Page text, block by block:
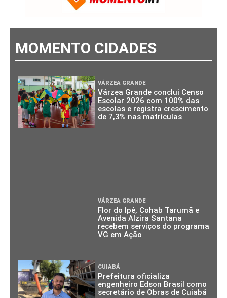
MOMENTO CIDADES
VÁRZEA GRANDE
Várzea Grande conclui Censo
Escolar 2026 com 100% das
escolas e registra crescimento
de 7,3% nas matrículas
VÁRZEA GRANDE
Flor do Ipê, Cohab Tarumã e
Avenida Alzira Santana
recebem serviços do programa
VG em Ação
CUIABÁ
Prefeitura oficializa
engenheiro Edson Brasil como
secretário de Obras de Cuiabá